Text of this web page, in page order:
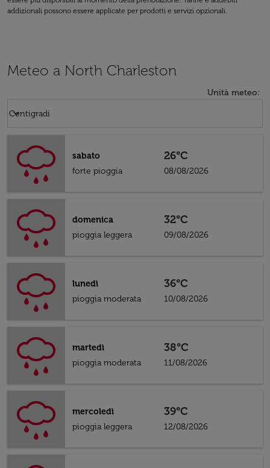
addizionali possono essere applicate per prodotti e servizi opzionali.
Meteo a North Charleston
Unità meteo:
Centigradi
keyboard_arrow_down
sabato
forte pioggia
26°C
08/08/2026
domenica
pioggia leggera
32°C
09/08/2026
lunedì
pioggia moderata
36°C
10/08/2026
martedì
pioggia moderata
38°C
11/08/2026
mercoledì
pioggia leggera
39°C
12/08/2026